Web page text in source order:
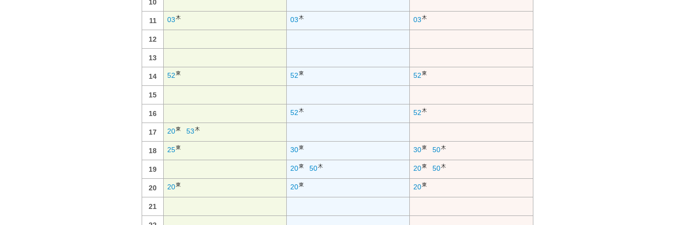
10
11 03木 03木 03木
12
13
14 52東 52東 52東
15
16 52木 52木
17 20東 53木
18 25東 30東 30東 50木
19 20東 50木 20東 50木
20 20東 20東 20東
21